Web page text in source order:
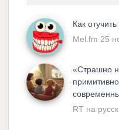
Как
Mel.fm 25
«Cтрашно
RT на